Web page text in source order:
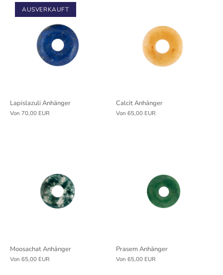
AUSVERKAUFT
Lapislazuli Anhänger
Von 70,00 EUR
Calcit Anhänger
Von 65,00 EUR
Moosachat Anhänger
Von 65,00 EUR
Prasem Anhänger
Von 65,00 EUR